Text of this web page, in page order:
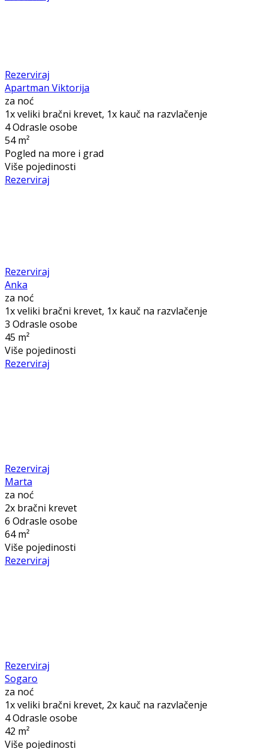
Rezerviraj
Apartman Viktorija
za noć
1x veliki bračni krevet, 1x kauč na razvlačenje
4 Odrasle osobe
54 m²
Pogled na more i grad
Više pojedinosti
Rezerviraj
Rezerviraj
Anka
za noć
1x veliki bračni krevet, 1x kauč na razvlačenje
3 Odrasle osobe
45 m²
Više pojedinosti
Rezerviraj
Rezerviraj
Marta
za noć
2x bračni krevet
6 Odrasle osobe
64 m²
Više pojedinosti
Rezerviraj
Rezerviraj
Sogaro
za noć
1x veliki bračni krevet, 2x kauč na razvlačenje
4 Odrasle osobe
42 m²
Više pojedinosti